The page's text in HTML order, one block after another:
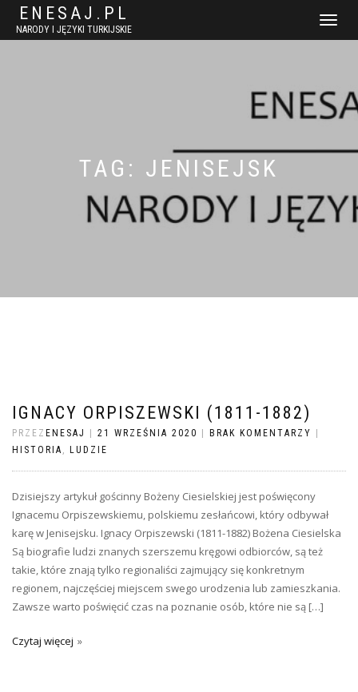
ENESAJ.PL
NARODY I JĘZYKI TURKIJSKIE
WŁĄCZ
TAG: JENISEJSK
IGNACY ORPISZEWSKI (1811-1882)
PRZEZ ENESAJ 21 WRZEŚNIA 2020 BRAK KOMENTARZY
HISTORIA , LUDZIE
Dzisiejszy artykuł gościnny Bożeny Ciesielskiej jest poświęcony
Ignacemu Orpiszewskiemu, polskiemu zesłańcowi, który odbywał
karę w Jenisejsku. Ignacy Orpiszewski (1811-1882) Bożena Ciesielska
Są biografie ludzi znanych szerszemu kręgowi odbiorców, są też
takie, które znają tylko regionaliści zajmujący się konkretnym
regionem, najczęściej miejscem swego urodzenia lub zamieszkania.
Zawsze warto poświęcić czas na poznanie osób, które nie są […]
Czytaj więcej